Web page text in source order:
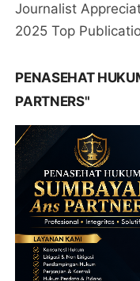
Journalist
2025 Top
PENASEHAT
PARTNERS"